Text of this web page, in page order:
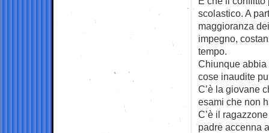
scolastico. A
maggioranza
impegno,
tempo.
Chiunque abbia
cose inaudite
C’è la giovane
esami che non
C’è il
padre accenna